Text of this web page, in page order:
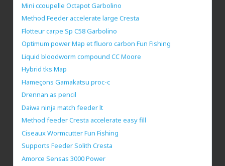
Mini ccoupelle Octapot Garbolino
Method Feeder accelerate large Cresta
Flotteur carpe Sp C58 Garbolino
Optimum power Map et fluoro carbon Fun Fishing
Liquid bloodworm compound CC Moore
Hybrid tks Map
Hameçons Gamakatsu proc-c
Drennan as pencil
Daiwa ninja match feeder lt
Method feeder Cresta accelerate easy fill
Ciseaux Wormcutter Fun Fishing
Supports Feeder Solith Cresta
Amorce Sensas 3000 Power